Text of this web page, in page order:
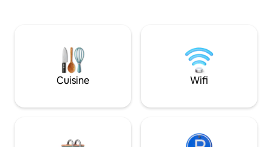
présents. Le spa/jacuzzi vous sera
réservé. A 200m à pied du bourg ancien
de Ludon-Médoc et tous ses
commercesCuisine Wifi